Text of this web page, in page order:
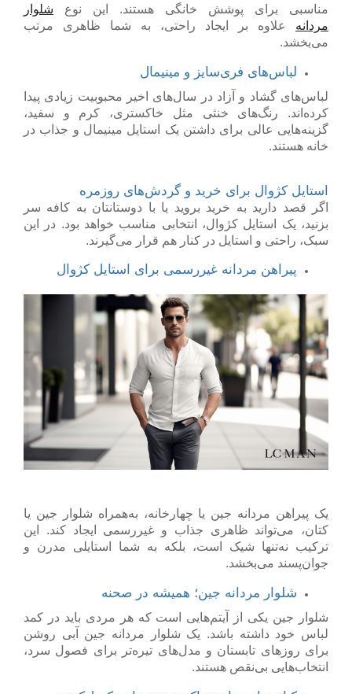
مناسبی برای پوشش خانگی هستند. این نوع شلوار
مردانه علاوه بر ایجاد راحتی، به شما ظاهری مرتب
می‌بخشد.
لباس‌های فری‌سایز و مینیمال
لباس‌های گشاد و آزاد در سال‌های اخیر محبوبیت زیادی پیدا
کرده‌اند. رنگ‌های خنثی مثل خاکستری، کرم و سفید،
گزینه‌هایی عالی برای داشتن یک استایل مینیمال و جذاب در
خانه هستند.
استایل کژوال برای خرید و گردش‌های روزمره
اگر قصد دارید به خرید بروید یا با دوستانتان به کافه سر
بزنید، یک استایل کژوال، انتخابی مناسب خواهد بود. در این
سبک، راحتی و استایل در کنار هم قرار می‌گیرند.
پیراهن مردانه غیررسمی برای استایل کژوال
یک پیراهن مردانه جین یا چهارخانه، به‌همراه شلوار جین یا
کتان، می‌تواند ظاهری جذاب و غیررسمی ایجاد کند. این
ترکیب نه‌تنها شیک است، بلکه به شما استایلی مدرن و
جوان‌پسند می‌بخشد.
شلوار مردانه جین؛ همیشه در صحنه
شلوار جین یکی از آیتم‌هایی است که هر مردی باید در کمد
لباس خود داشته باشد. یک شلوار مردانه جین آبی روشن
برای روزهای تابستان و مدل‌های تیره‌تر برای فصول سرد،
انتخاب‌هایی بی‌نقص هستند.